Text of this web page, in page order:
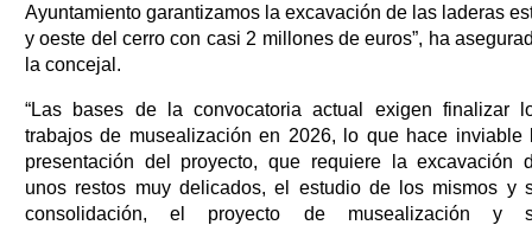
Ayuntamiento garantizamos la excavación de las laderas
y oeste del cerro con casi 2 millones de euros”, ha
la concejal.
“Las bases de la convocatoria actual exigen finalizar
trabajos de musealización en 2026, lo que hace inviable
presentación del proyecto, que requiere la excavación
unos restos muy delicados, el estudio de los mismos y
consolidación, el proyecto de musealización y